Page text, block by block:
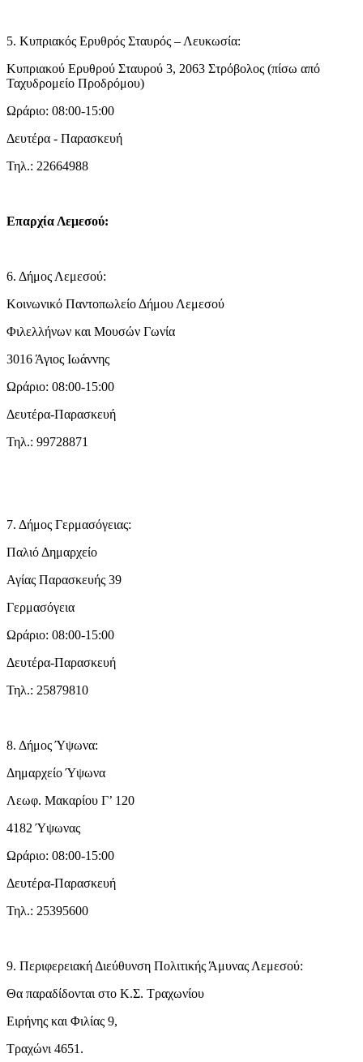
5. Κυπριακός Ερυθρός Σταυρός – Λευκωσία:
Κυπριακού Ερυθρού Σταυρού 3, 2063 Στρόβολος (πίσω από
Ταχυδρομείο Προδρόμου)
Ωράριο: 08:00-15:00
Δευτέρα - Παρασκευή
Τηλ.: 22664988
Επαρχία Λεμεσού:
6. Δήμος Λεμεσού:
Κοινωνικό Παντοπωλείο Δήμου Λεμεσού
Φιλελλήνων και Μουσών Γωνία
3016 Άγιος Ιωάννης
Ωράριο: 08:00-15:00
Δευτέρα-Παρασκευή
Τηλ.: 99728871
7. Δήμος Γερμασόγειας:
Παλιό Δημαρχείο
Αγίας Παρασκευής 39
Γερμασόγεια
Ωράριο: 08:00-15:00
Δευτέρα-Παρασκευή
Τηλ.: 25879810
8. Δήμος Ύψωνα:
Δημαρχείο Ύψωνα
Λεωφ. Μακαρίου Γ’ 120
4182 Ύψωνας
Ωράριο: 08:00-15:00
Δευτέρα-Παρασκευή
Τηλ.: 25395600
9. Περιφερειακή Διεύθυνση Πολιτικής Άμυνας Λεμεσού:
Θα παραδίδονται στο Κ.Σ. Τραχωνίου
Ειρήνης και Φιλίας 9,
Τραχώνι 4651.